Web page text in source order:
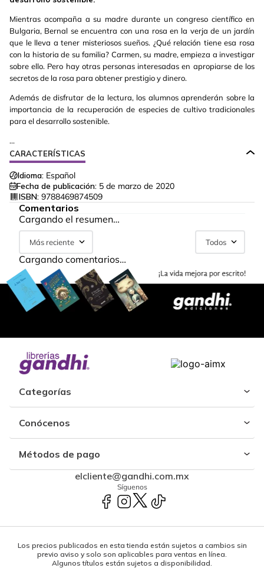
Mientras acompaña a su madre durante un congreso científico en
Bulgaria, Bernal se encuentra con una rosa en la verja de un jardín
que le lleva a tener misteriosos sueños. ¿Qué relación tiene esa rosa
con la historia de su familia? Carmen, su madre, empieza a investigar
sobre ello. Pero hay otras personas interesadas en apropiarse de los
secretos de la rosa para obtener prestigio y dinero.
Además de disfrutar de la lectura, los alumnos aprenderán sobre la
importancia de la recuperación de especies de cultivo tradicionales
para el desarrollo sostenible.
...
CARACTERÍSTICAS
Idioma: Español
Fecha de publicación: 5 de marzo de 2020
ISBN: 9788469874509
Comentarios
Cargando el resumen…
Más reciente Todos
Cargando comentarios…
Categorías
Conócenos
Métodos de pago
elcliente@gandhi.com.mx
Síguenos
Los precios publicados en esta tienda están sujetos a cambios sin
previo aviso y solo son aplicables para ventas en línea.
Algunos títulos están sujetos a disponibilidad.